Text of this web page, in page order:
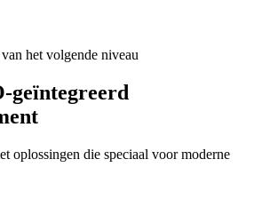
het volgende niveau
geïntegreerd
oplossingen die speciaal voor moderne